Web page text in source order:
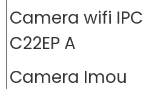
Camera wifi IPC
C22EP A
Camera Imou